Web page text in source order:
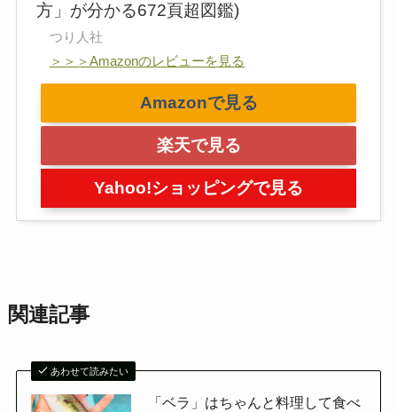
方」が分かる672頁超図鑑)
つり人社
＞＞＞Amazonのレビューを見る
Amazonで見る
楽天で見る
Yahoo!ショッピングで見る
関連記事
あわせて読みたい
「ベラ」はちゃんと料理して食べ